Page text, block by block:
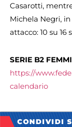
Casarotti,
Michela Negri,
attacco: 10 su
SERIE B2
https://
calendario
CONDIVIDI